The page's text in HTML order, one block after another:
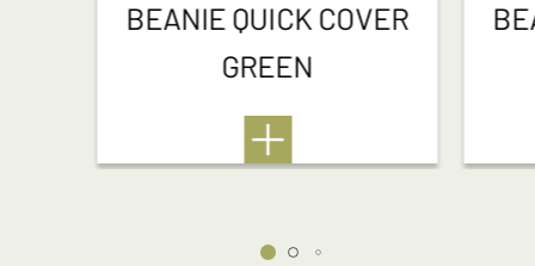
BEANIE QUICK COVER
GREEN